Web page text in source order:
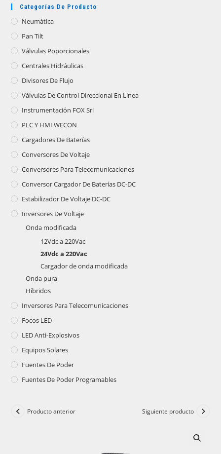
Categorías De Producto
Neumática
Pan Tilt
Válvulas Poporcionales
Centrales Hidráulicas
Divisores De Flujo
Válvulas De Control Direccional En Línea
Instrumentación FOX Srl
PLC Y HMI WECON
Cargadores De Baterías
Conversores De Voltaje
Conversores Para Telecomunicaciones
Conversor Cargador De Baterías DC-DC
Estabilizador De Voltaje DC-DC
Inversores De Voltaje
Onda modificada
12Vdc a 220Vac
24Vdc a 220Vac
Cargador de onda modificada
Onda pura
Híbridos
Inversores Para Telecomunicaciones
Focos LED
LED Anti-Explosivos
Equipos Solares
Fuentes De Poder
Fuentes De Poder Programables
Producto anterior Siguiente producto